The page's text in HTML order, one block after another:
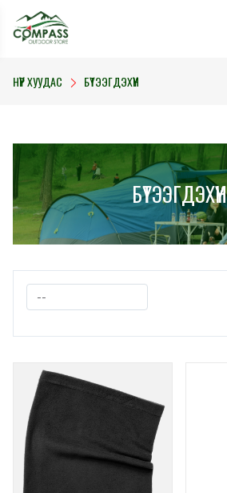
НҮҮР ХУУДАС БҮТЭЭГДЭХҮҮН
БҮТЭЭГДЭХҮҮН